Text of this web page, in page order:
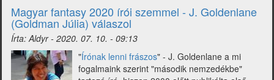
szemmel
-
Gaura
Ágnes
válaszol)
Magyar fantasy 2020 írói szemmel - J. Goldenlane
(Goldman Júlia) válaszol
Írta:Aldyr- 2020. 07. 10. - 09:13
"Írónak lenni frászos" - J. Goldenlane a mi
fogalmaink szerint "második nemzedékbe"